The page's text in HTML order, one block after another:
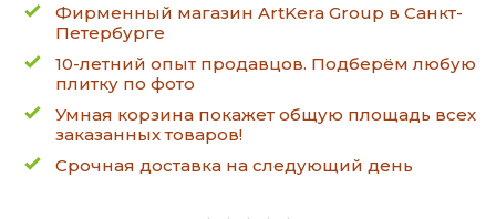
Фирменный магазин ArtKera Group в Санкт-
Петербурге
10-летний опыт продавцов. Подберём любую
плитку по фото
Умная корзина покажет общую площадь всех
заказанных товаров!
Срочная доставка на следующий день